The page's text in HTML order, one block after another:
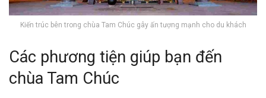
Kiến trúc bên trong chùa Tam Chúc gây ấn tượng mạnh cho du khách
Các phương tiện giúp bạn đến
chùa Tam Chúc